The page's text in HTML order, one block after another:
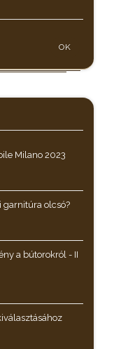
OK
Milano 2023
olcsó?
a bútorokról - II